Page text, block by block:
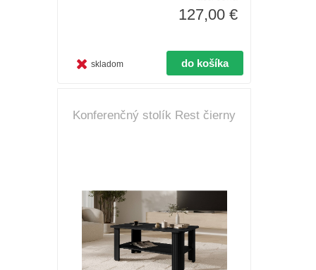
127,00 €
skladom
Konferenčný stolík Rest čierny